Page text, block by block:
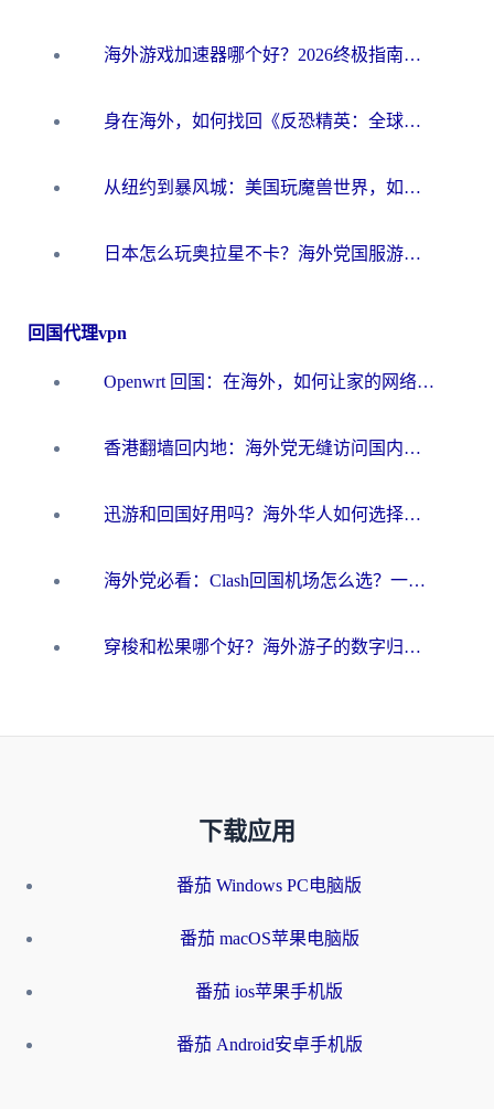
海外游戏加速器哪个好？2026终极指南帮你畅玩国服+解决卡顿难题
身在海外，如何找回《反恐精英：全球攻势》国服的丝滑手感？一份给你的终极指南
从纽约到暴风城：美国玩魔兽世界，如何找到你的最佳网络航线
日本怎么玩奥拉星不卡？海外党国服游戏加速器选择全攻略
回国代理vpn
Openwrt 回国：在海外，如何让家的网络触手可及
香港翻墙回内地：海外党无缝访问国内资源的加速器选择全攻略
迅游和回国好用吗？海外华人如何选择靠谱的回国加速器
海外党必看：Clash回国机场怎么选？一篇搞定无缝访问国内资源的全攻略
穿梭和松果哪个好？海外游子的数字归乡路，到底该怎么选
下载应用
番茄 Windows PC电脑版
番茄 macOS苹果电脑版
番茄 ios苹果手机版
番茄 Android安卓手机版